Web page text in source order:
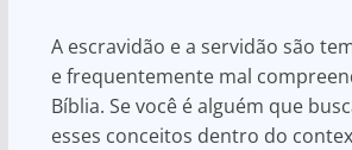
k
A escravidão e a servidão são
e frequentemente mal
Bíblia. Se você é alguém que
esses conceitos dentro do